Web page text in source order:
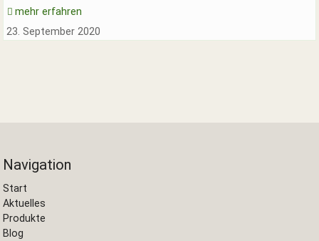
mehr erfahren
23. September 2020
Navigation
Start
Aktuelles
Produkte
Blog